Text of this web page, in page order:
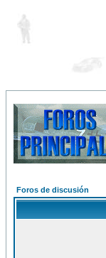
Foros de discusión